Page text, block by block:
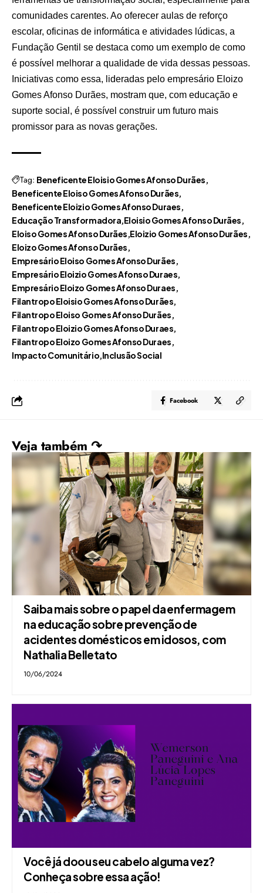
comunidades carentes. Ao oferecer aulas de reforço
escolar, oficinas de informática e atividades lúdicas, a
Fundação Gentil se destaca como um exemplo de como
é possível melhorar a qualidade de vida dessas pessoas.
Iniciativas como essa, lideradas pelo empresário Eloizo
Gomes Afonso Durães, mostram que, com educação e
suporte social, é possível construir um futuro mais
promissor para as novas gerações.
Tag: Beneficente Eloisio Gomes Afonso Durães
Beneficente Eloiso Gomes Afonso Durães
Beneficente Eloizio Gomes Afonso Duraes
Educação Transformadora Eloisio Gomes Afonso Durães
Eloiso Gomes Afonso Durães Eloizio Gomes Afonso Durães
Eloizo Gomes Afonso Durães
Empresário Eloiso Gomes Afonso Durães
Empresário Eloizio Gomes Afonso Duraes
Empresário Eloizo Gomes Afonso Duraes
Filantropo Eloisio Gomes Afonso Durães
Filantropo Eloiso Gomes Afonso Durães
Filantropo Eloizio Gomes Afonso Duraes
Filantropo Eloizo Gomes Afonso Duraes
Impacto Comunitário Inclusão Social
Facebook
Veja também ↷
Saiba mais sobre o papel da enfermagem
na educação sobre prevenção de
acidentes domésticos em idosos, com
Nathalia Belletato
10/06/2024
Você já doou seu cabelo alguma vez?
Conheça sobre essa ação!